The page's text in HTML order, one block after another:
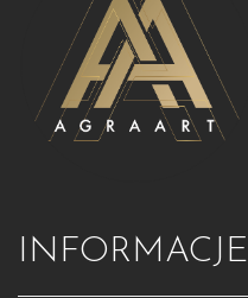
INFORMACJE